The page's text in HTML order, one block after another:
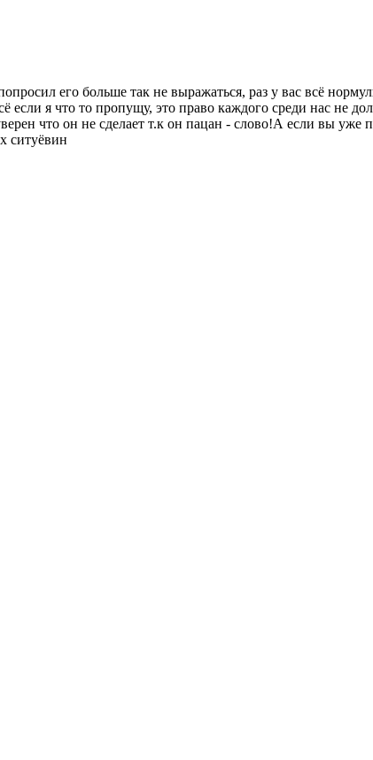
его больше так не выражаться, раз у вас всё
я что то пропущу, это право каждого среди нас не
что он не сделает т.к он пацан - слово!А если вы уже
ситуёвин